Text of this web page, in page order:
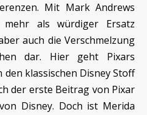
Mit Mark Andrews
als würdiger Ersatz
auch die Verschmelzung
dar. Hier geht Pixars
klassischen Disney Stoff
der erste Beitrag von Pixar
Disney. Doch ist Merida